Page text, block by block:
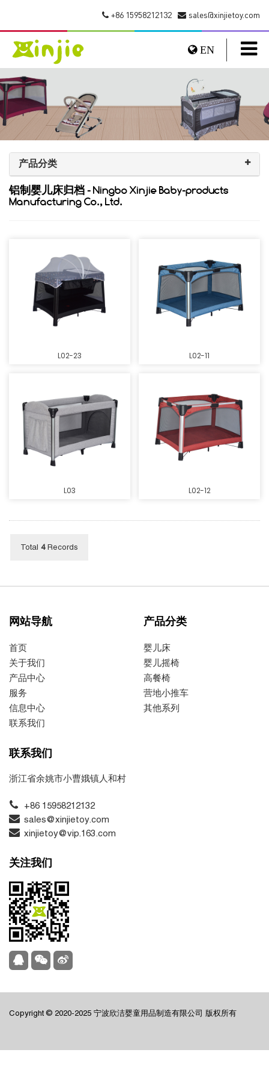
sales@xinjietoy.com
+86 15958212132
EN
产品分类
铝制婴儿床归档 - Ningbo Xinjie Baby-products
Manufacturing Co., Ltd.
L02-23 L02-11
L03 L02-12
Total 4Records
网站导航
首页
关于我们
产品中心
服务
信息中心
联系我们
产品分类
婴儿床
婴儿摇椅
高餐椅
营地小推车
其他系列
联系我们
浙江省余姚市小曹娥镇人和村
+86 15958212132
sales@xinjietoy.com
xinjietoy@vip.163.com
关注我们
Copyright © 2020-2025 宁波欣洁婴童用品制造有限公司 版权所有